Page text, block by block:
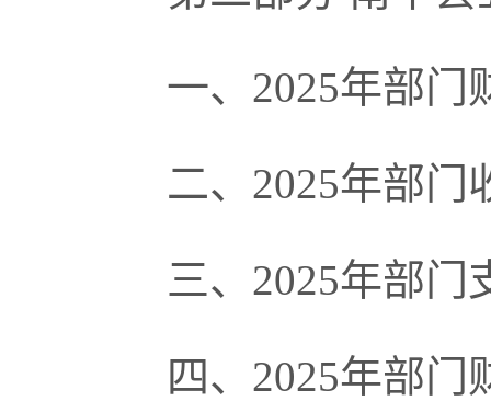
一、 2025年部门
二、 2025年部门
三、 2025年部门
四、 2025年部门